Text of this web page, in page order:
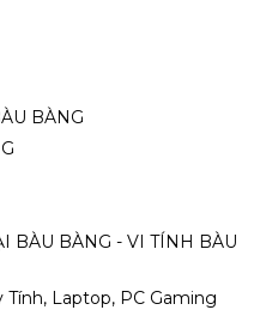
BÀNG
BÀU BÀNG - VI TÍNH BÀU
Laptop, PC Gaming